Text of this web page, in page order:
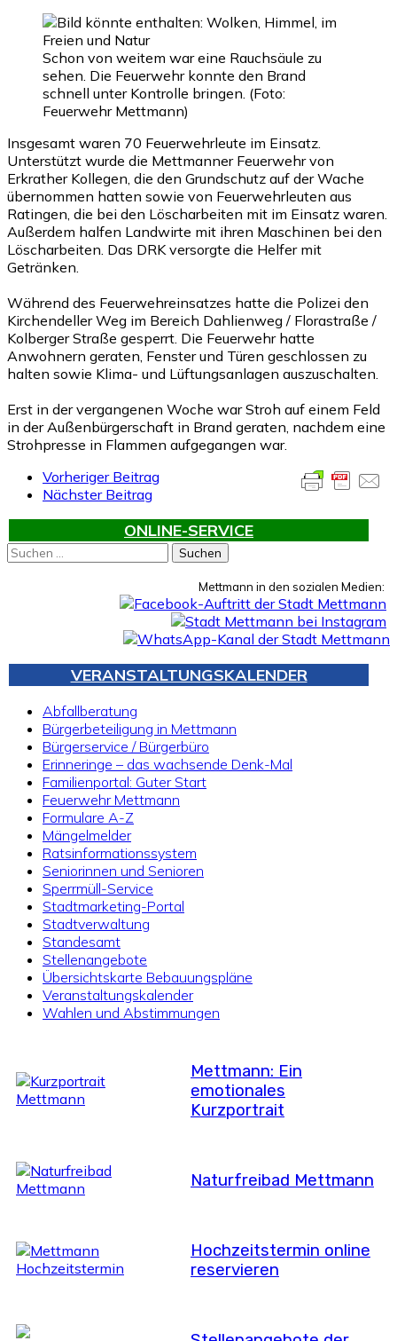
Schon von weitem war eine Rauchsäule zu
sehen. Die Feuerwehr konnte den Brand
schnell unter Kontrolle bringen. (Foto:
Feuerwehr Mettmann)
Insgesamt waren 70 Feuerwehrleute im Einsatz.
Unterstützt wurde die Mettmanner Feuerwehr von
Erkrather Kollegen, die den Grundschutz auf der Wache
übernommen hatten sowie von Feuerwehrleuten aus
Ratingen, die bei den Löscharbeiten mit im Einsatz waren.
Außerdem halfen Landwirte mit ihren Maschinen bei den
Löscharbeiten. Das DRK versorgte die Helfer mit
Getränken.
Während des Feuerwehreinsatzes hatte die Polizei den
Kirchendeller Weg im Bereich Dahlienweg / Florastraße /
Kolberger Straße gesperrt. Die Feuerwehr hatte
Anwohnern geraten, Fenster und Türen geschlossen zu
halten sowie Klima- und Lüftungsanlagen auszuschalten.
Erst in der vergangenen Woche war Stroh auf einem Feld
in der Außenbürgerschaft in Brand geraten, nachdem eine
Strohpresse in Flammen aufgegangen war.
Vorheriger Beitrag
Nächster Beitrag
ONLINE-SERVICE
Suchen
nach:
Mettmann in den sozialen Medien:
VERANSTALTUNGSKALENDER
Abfallberatung
Bürgerbeteiligung in Mettmann
Bürgerservice / Bürgerbüro
Erinneringe – das wachsende Denk-Mal
Familienportal: Guter Start
Feuerwehr Mettmann
Formulare A-Z
Mängelmelder
Ratsinformationssystem
Seniorinnen und Senioren
Sperrmüll-Service
Stadtmarketing-Portal
Stadtverwaltung
Standesamt
Stellenangebote
Übersichtskarte Bebauungspläne
Veranstaltungskalender
Wahlen und Abstimmungen
Mettmann: Ein
emotionales
Kurzportrait
Naturfreibad Mettmann
Hochzeitstermin online
reservieren